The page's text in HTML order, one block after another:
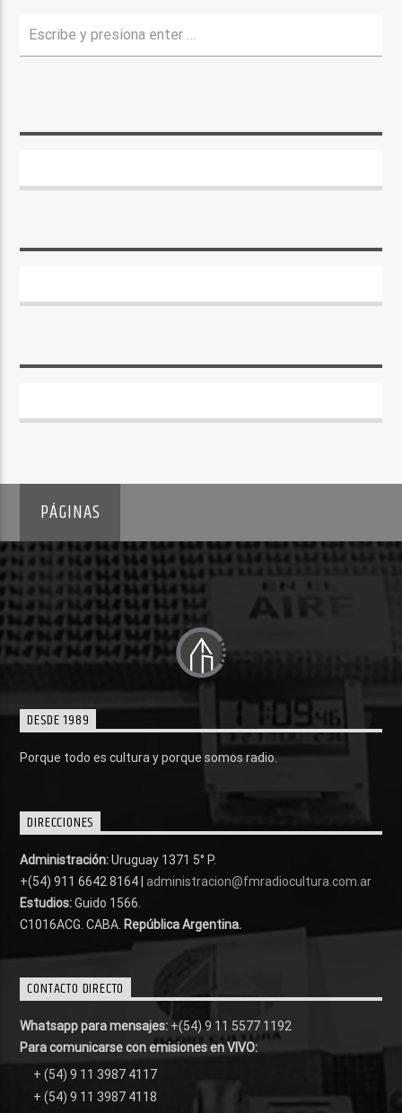
PÁGINAS
DESDE 1989
Porque todo es cultura y porque somos radio.
DIRECCIONES
Administración:Uruguay 1371 5° P.
+(54) 911 6642 8164 | administracion@fmradiocultura.com.ar
Estudios:Guido 1566.
C1016ACG . CABA. República Argentina.
CONTACTO DIRECTO
Whatsapp para mensajes: +(54) 9 11 5577 1192
Para comunicarse con emisiones en VIVO:
+ (54) 9 11 3987 4117
+ (54) 9 11 3987 4118